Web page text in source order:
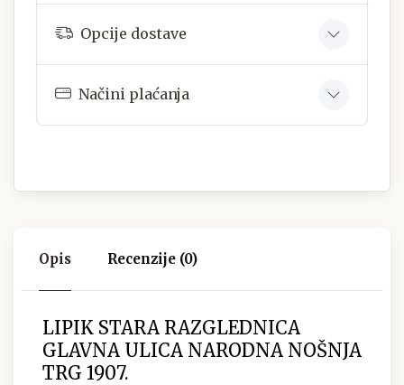
Opcije dostave
Načini plaćanja
Opis Recenzije (0)
LIPIK STARA RAZGLEDNICA
GLAVNA ULICA NARODNA NOŠNJA
TRG 1907.